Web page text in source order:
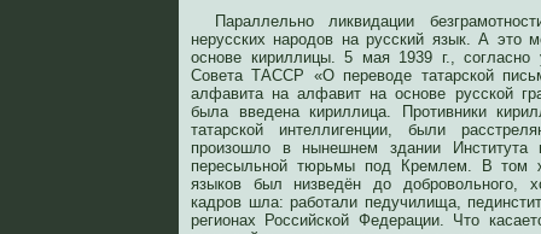
Параллельно ликвидации
нерусских народов на русский язык. А это
основе кириллицы. 5 мая 1939 г., согласно
Совета ТАССР «О переводе татарской
алфавита на алфавит на основе русской
была введена кириллица. Противники
татарской интеллигенции, были
произошло в нынешнем здании
пересыльной тюрьмы под Кремлем. В том
языков был низведён до добровольного,
кадров шла: работали педучилища,
регионах Российской Федерации. Что